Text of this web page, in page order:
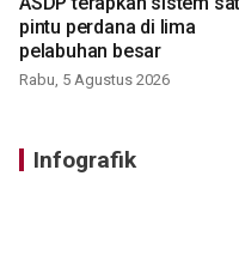
pintu perdana di lima
pelabuhan besar
Rabu, 5 Agustus 2026
Infografik